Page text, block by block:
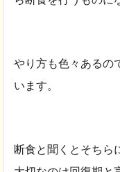
やり方も色々あるの
います。
断食と聞くとそちら